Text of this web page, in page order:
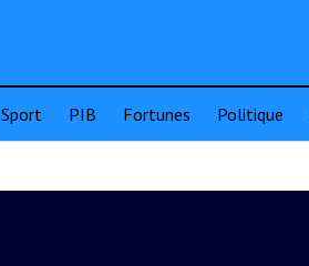
Sport PIB Fortunes Politique